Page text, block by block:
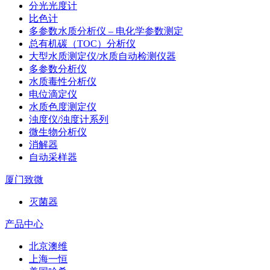
分光光度计
比色计
多参数水质分析仪 – 电化学参数测定
总有机碳（TOC）分析仪
大型水质测定仪/水质自动检测仪器
多参数分析仪
水质毒性分析仪
电位滴定仪
水质色度测定仪
浊度仪/浊度计系列
微生物分析仪
消解器
自动采样器
厦门致微
灭菌器
产品中心
北京澳维
上海一恒